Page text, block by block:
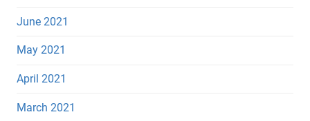
June 2021
May 2021
April 2021
March 2021